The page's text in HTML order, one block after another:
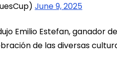
June 9, 2025
Emilio Estefan, ganador
de las diversas